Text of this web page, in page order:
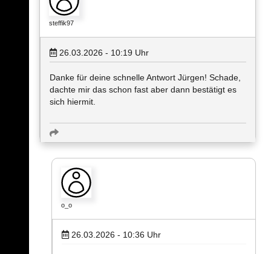
steffik97
26.03.2026 - 10:19 Uhr
Danke für deine schnelle Antwort Jürgen! Schade,
dachte mir das schon fast aber dann bestätigt es
sich hiermit.
o_o
26.03.2026 - 10:36 Uhr